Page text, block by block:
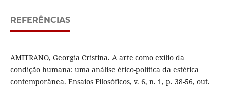
REFERÊNCIAS
AMITRANO, Georgia Cristina. A arte como exílio da
condição humana: uma análise ético-política da estética
contemporânea. Ensaios Filosóficos, v. 6, n. 1, p. 38-56, out.